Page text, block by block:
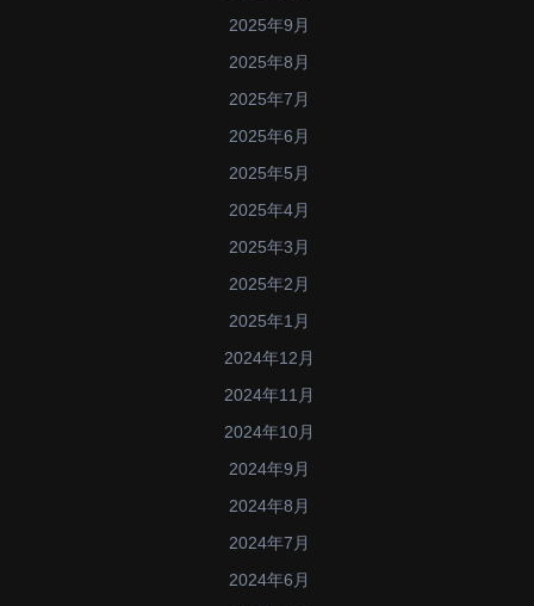
2025年9月
2025年8月
2025年7月
2025年6月
2025年5月
2025年4月
2025年3月
2025年2月
2025年1月
2024年12月
2024年11月
2024年10月
2024年9月
2024年8月
2024年7月
2024年6月